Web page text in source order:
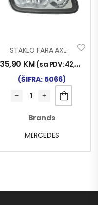
STAKLO FARA AXOR MP2 DESNO
35,90 KM (sa PDV: 42,00
(ŠIFRA: 5066)
Brands
MERCEDES